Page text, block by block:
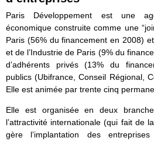
Paris Développement est une
économique construite comme une
Paris (56% du financement en 2008)
et de l’Industrie de Paris (9% du
d’adhérents privés (13% du
publics (Ubifrance, Conseil Régional,
Elle est animée par trente cinq
Elle est organisée en deux
l’attractivité internationale (qui fait de
gère l’implantation des